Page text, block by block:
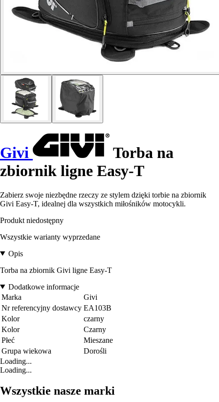
Givi
Torba na
zbiornik ligne Easy-T
Zabierz swoje niezbędne rzeczy ze stylem dzięki torbie na zbiornik
Givi Easy-T, idealnej dla wszystkich miłośników motocykli.
Produkt niedostępny
Wszystkie warianty wyprzedane
Opis
Torba na zbiornik Givi ligne Easy-T
Dodatkowe informacje
Marka
Givi
Nr referencyjny dostawcy EA103B
Kolor
czarny
Kolor
Czarny
Płeć
Mieszane
Grupa wiekowa
Dorośli
Loading...
Loading...
Wszystkie nasze marki